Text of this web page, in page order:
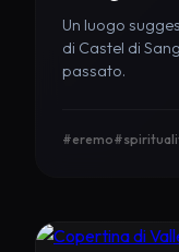
Un luogo
di Castel di
passato.
#eremo